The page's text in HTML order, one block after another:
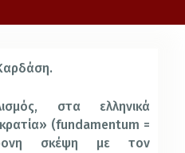
στα ελληνικά
(fundamentum =
σκέψη με τον